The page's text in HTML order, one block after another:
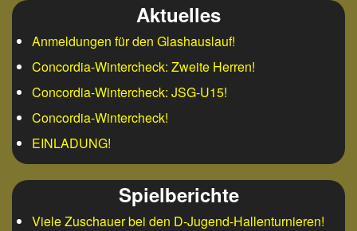
Aktuelles
Anmeldungen für den Glashauslauf!
Concordia-Wintercheck: Zweite Herren!
Concordia-Wintercheck: JSG-U15!
Concordia-Wintercheck!
EINLADUNG!
Spielberichte
Viele Zuschauer bei den D-Jugend-Hallenturnieren!